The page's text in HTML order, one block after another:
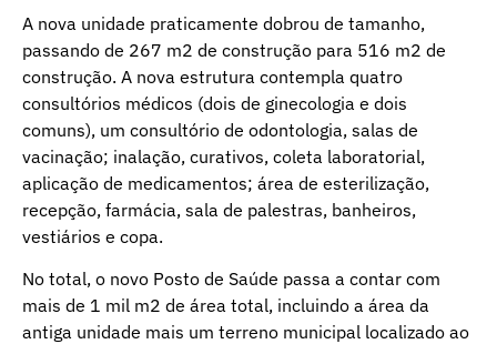
A nova unidade praticamente dobrou de tamanho,
passando de 267 m2 de construção para 516 m2 de
construção. A nova estrutura contempla quatro
consultórios médicos (dois de ginecologia e dois
comuns), um consultório de odontologia, salas de
vacinação; inalação, curativos, coleta laboratorial,
aplicação de medicamentos; área de esterilização,
recepção, farmácia, sala de palestras, banheiros,
vestiários e copa.
No total, o novo Posto de Saúde passa a contar com
mais de 1 mil m2 de área total, incluindo a área da
antiga unidade mais um terreno municipal localizado ao